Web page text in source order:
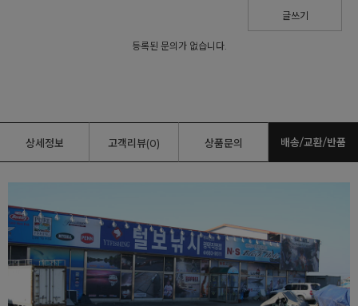
글쓰기
등록된 문의가 없습니다.
상세정보 고객리뷰(0) 상품문의 배송/교환/반품